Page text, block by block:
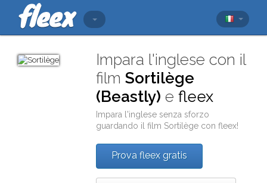
Impara l'inglese con il
filmSortilège
(Beastly) efleex
Impara l'inglese senza sforzo
guardando il film Sortilège confleex!
Prova fleex gratis